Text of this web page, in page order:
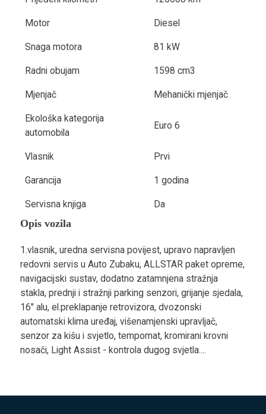
Motor Diesel
Snaga motora 81 kW
Radni obujam 1598 cm3
Mjenjač Mehanički mjenjač
Ekološka kategorija
automobila
Euro 6
Vlasnik Prvi
Garancija 1 godina
Servisna knjiga Da
Opis vozila
1.vlasnik, uredna servisna povijest, upravo napravljen
redovni servis u Auto Zubaku, ALLSTAR paket opreme,
navigacijski sustav, dodatno zatamnjena stražnja
stakla, prednji i stražnji parking senzori, grijanje sjedala,
16" alu, el.preklapanje retrovizora, dvozonski
automatski klima uređaj, višenamjenski upravljač,
senzor za kišu i svjetlo, tempomat, kromirani krovni
nosači, Light Assist - kontrola dugog svjetla....